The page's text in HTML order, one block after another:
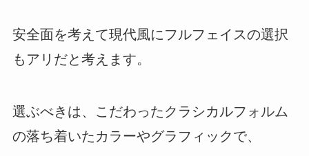
安全面を考えて現代風にフルフェイスの選択
もアリだと考えます。
選ぶべきは、こだわったクラシカルフォルム
の落ち着いたカラーやグラフィックで、